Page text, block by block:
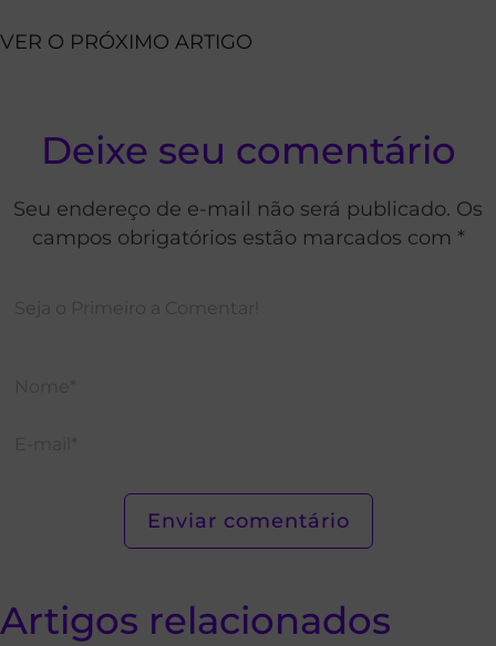
VER O PRÓXIMO ARTIGO
Deixe seu comentário
Seu endereço de e-mail não será publicado. Os
campos obrigatórios estão marcados com *
Artigos relacionados